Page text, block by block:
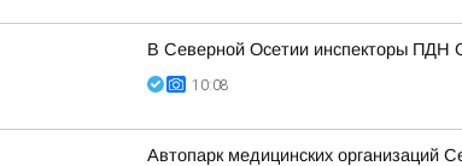
В Северной Осетии инспекторы ПДН
10:08
Автопарк медицинских организаций